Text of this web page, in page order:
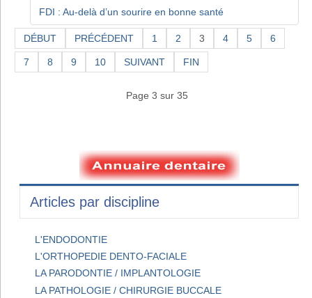
FDI : Au-delà d’un sourire en bonne santé
DÉBUT PRÉCÉDENT 1 2 3 4 5 6
7 8 9 10 SUIVANT FIN
Page 3 sur 35
Articles par discipline
L'ENDODONTIE
L'ORTHOPEDIE DENTO-FACIALE
LA PARODONTIE / IMPLANTOLOGIE
LA PATHOLOGIE / CHIRURGIE BUCCALE